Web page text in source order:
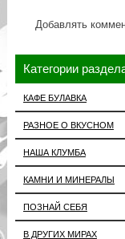
Добавлять
Категории
КАФЕ БУЛАВКА
РАЗНОЕ О ВКУСНОМ
НАША КЛУМБА
КАМНИ И МИНЕРАЛЫ
ПОЗНАЙ СЕБЯ
В ДРУГИХ МИРАХ